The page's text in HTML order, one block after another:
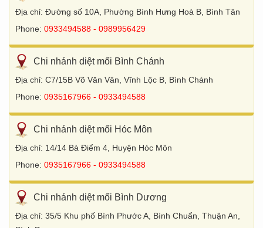
Địa chỉ: Đường số 10A, Phường Bình Hưng Hoà B, Bình Tân
Phone: 0933494588 - 0989956429
Chi nhánh diệt mối Bình Chánh
Địa chỉ: C7/15B Võ Văn Vân, Vĩnh Lộc B, Bình Chánh
Phone: 0935167966 - 0933494588
Chi nhánh diệt mối Hóc Môn
Địa chỉ: 14/14 Bà Điểm 4, Huyện Hóc Môn
Phone: 0935167966 - 0933494588
Chi nhánh diệt mối Bình Dương
Địa chỉ: 35/5 Khu phố Bình Phước A, Bình Chuẩn, Thuận An,